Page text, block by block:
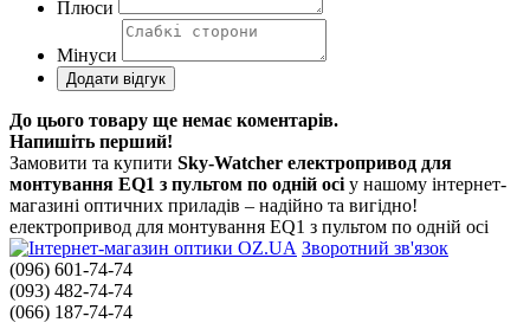
Плюси
Мінуси
До цього товару ще немає коментарів.
Напишіть перший!
Замовити та купити Sky-Watcher електропривод для
монтування EQ1 з пультом по одній осі у нашому інтернет-
магазині оптичних приладів – надійно та вигідно!
електропривод для монтування EQ1 з пультом по одній осі
Зворотний зв'язок
(096) 601-74-74
(093) 482-74-74
(066) 187-74-74